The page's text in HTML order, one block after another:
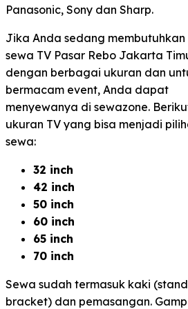
Panasonic, Sony dan Sharp.
Jika Anda sedang membutuhkan
sewa TV Pasar Rebo Jakarta
dengan berbagai ukuran dan
bermacam event, Anda dapat
menyewanya di sewazone.
ukuran TV yang bisa menjadi
sewa:
32 inch
42 inch
50 inch
60 inch
65 inch
70 inch
Sewa sudah termasuk kaki
bracket) dan pemasangan.